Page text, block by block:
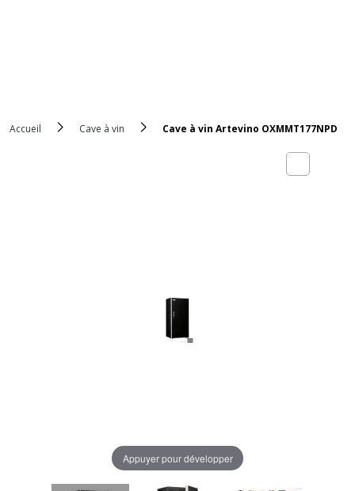
Accueil Cave à vin Cave à vin Artevino OXMMT177NPD
Appuyer pour développer